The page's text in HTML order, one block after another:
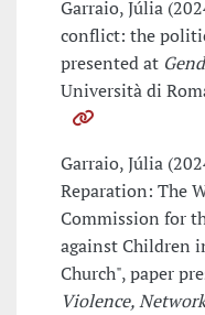
Garraio, Júlia
conflict: the
presented at
Università di
Garraio, Júlia
Reparation: The
Commission for
against Children
Church", paper
Violence,